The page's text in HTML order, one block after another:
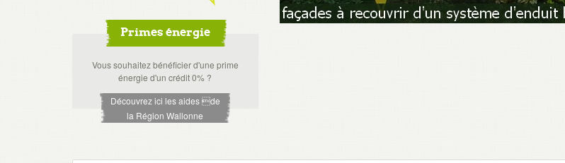
Primes énergie
Vous souhaitez bénéficier d'une prime
énergie d'un crédit 0% ?
Découvrez ici les aides de
la Région Wallonne